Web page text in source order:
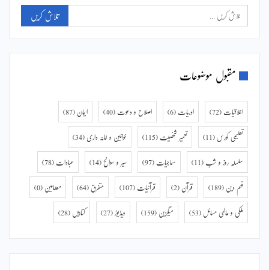
مقبول موضوعات
اخلاقیات (72) ادبیات (6) اصلاح و دعوت (40) ایمان (87)
تعلیمی کورس (11) تعمیر شخصیت (115) خواتین و خانہ داری (34)
سلسلہ روز و شب (11) سماجیات (97) سیر و سوانح (14) عبادات (78)
فہم دین (189) قرآن (2) قرآنیات (107) متفرق (64) مضامین (0)
ملکی و عالمی مسائل (53) میگزین (159) ویڈیوز (27) کتابیں (28)